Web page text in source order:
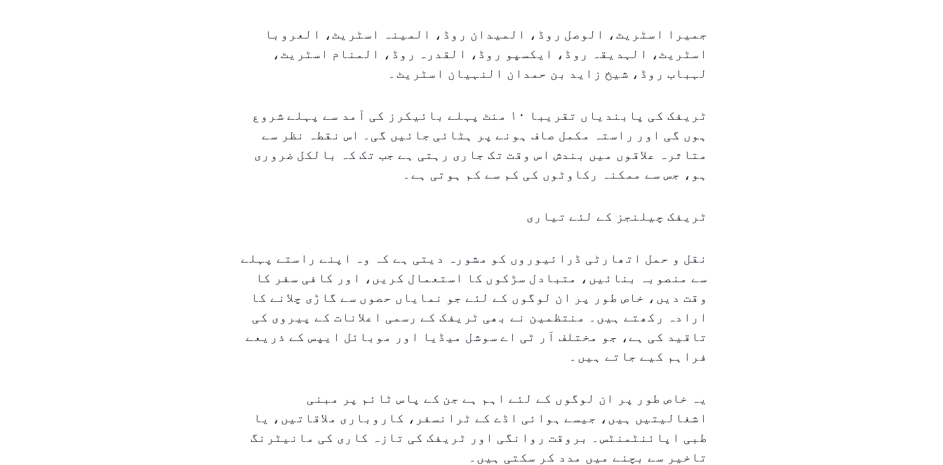
جمیرا اسٹریٹ، الوصل روڈ، المیدان روڈ، المینہ اسٹریٹ، العروبا
اسٹریٹ، الہدیقہ روڈ، ایکسپو روڈ، القدرہ روڈ، المنام اسٹریٹ،
لہباب روڈ، شیخ زاید بن حمدان النہیان اسٹریٹ۔
ٹریفک کی پابندیاں تقریبا ۱۰ منٹ پہلے بائیکرز کی آمد سے پہلے شروع
ہوں گی اور راستہ مکمل صاف ہونے پر ہٹائی جائیں گی۔ اس نقطہ نظر سے
متاثرہ علاقوں میں بندش اس وقت تک جاری رہتی ہے جب تک کہ بالکل ضروری
ہو، جس سے ممکنہ رکاوٹوں کی کم سے کم ہوتی ہے۔
ٹریفک چیلنجز کے لئے تیاری
نقل و حمل اتھارٹی ڈرائیوروں کو مشورہ دیتی ہے کہ وہ اپنے راستے پہلے
سے منصوبہ بنائیں، متبادل سڑکوں کا استعمال کریں، اور کافی سفر کا
وقت دیں، خاص طور پر ان لوگوں کے لئے جو نمایاں حصوں سے گاڑی چلانے کا
ارادہ رکھتے ہیں۔ منتظمین نے بھی ٹریفک کے رسمی اعلانات کے پیروی کی
تاقید کی ہے، جو مختلف آر ٹی اے سوشل میڈیا اور موبائل ایپس کے ذریعے
فراہم کیے جاتے ہیں۔
یہ خاص طور پر ان لوگوں کے لئے اہم ہے جن کے پاس ٹائم پر مبنی
اشغالیتیں ہیں، جیسے ہوائی اڈے کے ٹرانسفر، کاروباری ملاقاتیں، یا
طبی اپائنٹمنٹس۔ بروقت روانگی اور ٹریفک کی تازہ کاری کی مانیٹرنگ
تاخیر سے بچنے میں مدد کر سکتی ہیں۔